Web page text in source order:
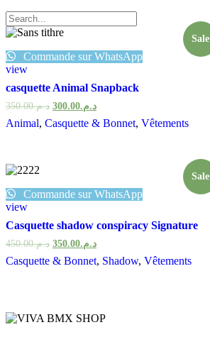
Sale
Commande sur WhatsApp
view
casquette Animal Snapback
د.م.350.00 د.م.300.00
Animal, Casquette & Bonnet, Vêtements
Sale
Commande sur WhatsApp
view
Casquette shadow conspiracy Signature
د.م.450.00 د.م.350.00
Casquette & Bonnet, Shadow, Vêtements